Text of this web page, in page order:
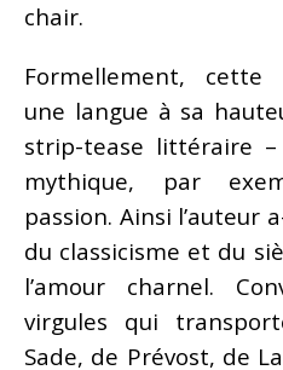
chair.
Formellement, cette
une langue à sa
strip-tease littéraire
mythique, par
passion. Ainsi l’auteur
du classicisme et du
l’amour charnel.
virgules qui
Sade, de Prévost, de